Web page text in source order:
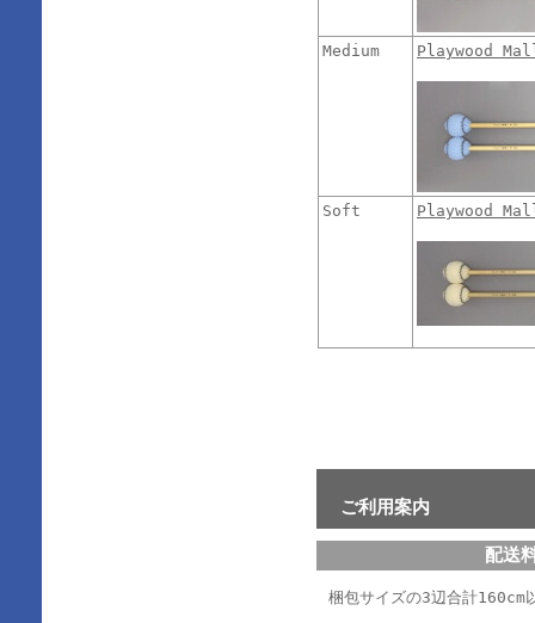
Medium Playwood
Soft Playwood
ご利用案内
配送
梱包サイズの3辺合計